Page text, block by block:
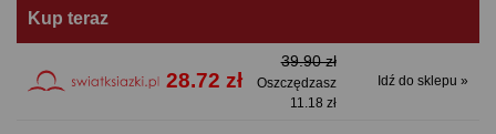
Kup teraz
28.72 zł
39.90 zł
Oszczędzasz
11.18 zł
Idź do sklepu »